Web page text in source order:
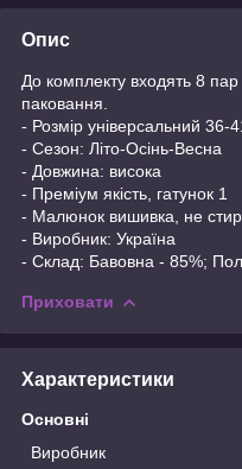
Опис
До комплекту входять 8
паковання.
- Розмір універсальний 36-
- Сезон: Літо-Осінь-Весна
- Довжина: висока
- Преміум якість, гатунок 1
- Малюнок вишивка, не
- Виробник: Україна
- Склад: Бавовна - 85%;
Приховати
Характеристики
Основні
Виробник